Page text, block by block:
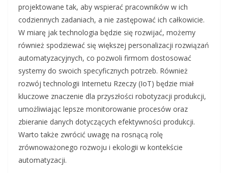
projektowane tak, aby wspierać pracowników w ich
codziennych zadaniach, a nie zastępować ich całkowicie.
W miarę jak technologia będzie się rozwijać, możemy
również spodziewać się większej personalizacji rozwiązań
automatyzacyjnych, co pozwoli firmom dostosować
systemy do swoich specyficznych potrzeb. Również
rozwój technologii Internetu Rzeczy (IoT) będzie miał
kluczowe znaczenie dla przyszłości robotyzacji produkcji,
umożliwiając lepsze monitorowanie procesów oraz
zbieranie danych dotyczących efektywności produkcji.
Warto także zwrócić uwagę na rosnącą rolę
zrównoważonego rozwoju i ekologii w kontekście
automatyzacji.